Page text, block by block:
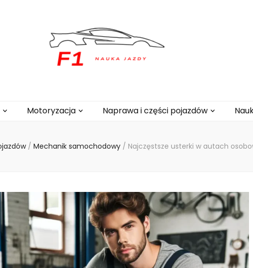
Motoryzacja Naprawa i części pojazdów
/ Mechanik samochodowy / Najczęstsze usterki w autach